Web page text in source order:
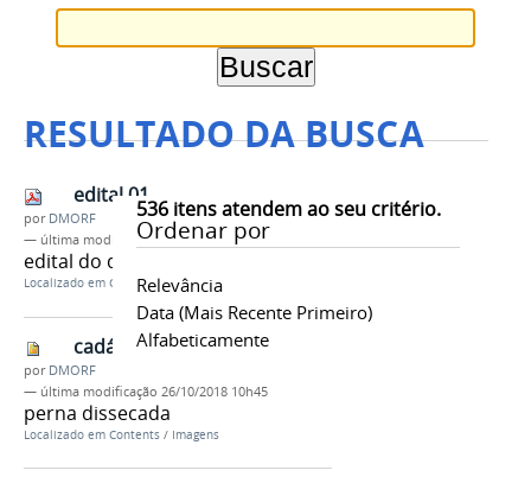
RESULTADO DA BUSCA
536itens atendem ao seu critério.
Ordenar por
Relevância
Data (mais Recente Primeiro)
Alfabeticamente
edital 01
por DMORF
— última modificação26/10/2018 10h40
edital do dmorf
Localizado em Contents /Documentos
cadáver
por DMORF
— última modificação 26/10/2018 10h45
perna dissecada
Localizado em Contents / Imagens